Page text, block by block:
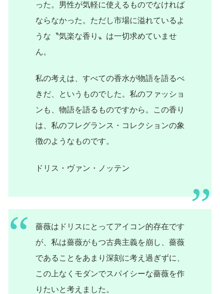
った。男性が気軽に使えるものでなければ
ならなかった。ただし市場に溢れているよ
うな〝気楽な香り〟は一切求めていませ
ん。
私の考えは、すべての香水が物語を語るべ
きだ、というものでした。私のファッショ
ンも、物語を語るものですから。この香り
は、私のフレグランス・コレクションの象
徴のようなものです。
ドリス・ヴァン・ノッテン
薔薇はドリスにとってアイコン的存在です
が、私は薔薇がもつ古典主義を崩し、薔薇
であることをあまり深刻に考え過ぎずに、
この上なくモダンでスパイシーな薔薇を作
りたいと考えました。